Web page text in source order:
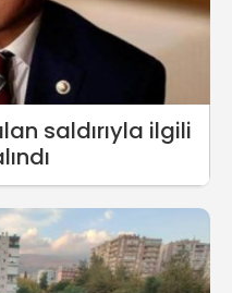
saldırıyla ilgili